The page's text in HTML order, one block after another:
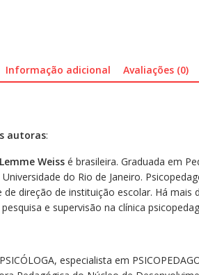
Informação adicional Avaliações (0)
autoras:
Weiss é brasileira. Graduada em
Universidade do Rio de Janeiro.
de direção de instituição escolar. Há
e supervisão na clínica
especialista em